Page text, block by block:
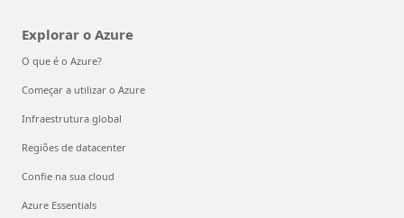
Explorar o Azure
O que é o Azure?
Começar a utilizar o Azure
Infraestrutura global
Regiões de datacenter
Confie na sua cloud
Azure Essentials